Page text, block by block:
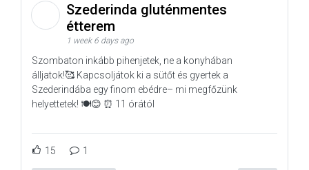
Szederinda gluténmentes
étterem
1 week 6 days ago
Szombaton inkább pihenjetek, ne a konyhában
álljatok!🥰 Kapcsoljátok ki a sütőt és gyertek a
Szederindába egy finom ebédre– mi megfőzünk
helyettetek! 🍽️😊 ⏰ 11 órától
15 1